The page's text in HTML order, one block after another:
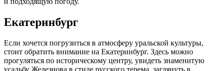
Екатеринбург
Если хочется погрузиться в атмосферу уральской культуры,
стоит обратить внимание на Екатеринбург. Здесь можно
прогуляться по историческому центру, увидеть знаменитую
усадьбу Железнова в стиле русского терема, заглянуть в